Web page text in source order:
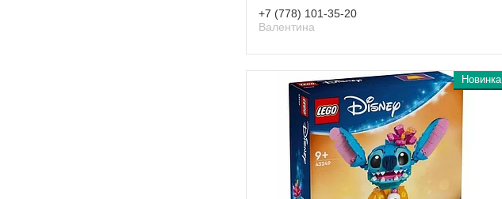
+7 (778) 101-35-20
Валентина
Новинка